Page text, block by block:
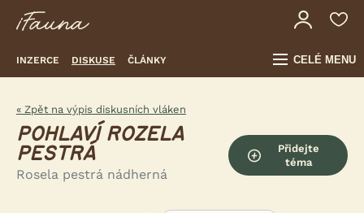
INZERCE DISKUSE ČLÁNKY CELÉ MENU
« Zpět na výpis diskusních vláken
POHLAVÍ ROZELA
PESTRÁ
Rosela pestrá nádherná
Přidejte
téma